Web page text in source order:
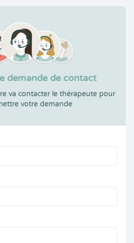
demande de contact
va contacter le thérapeute pour
votre demande